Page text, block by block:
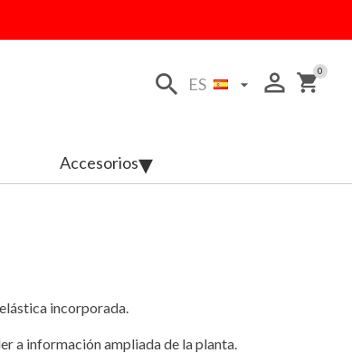
shopping_cart0
person_outline
ES 
search
Accesorios
incorporada.
a información ampliada de la planta.